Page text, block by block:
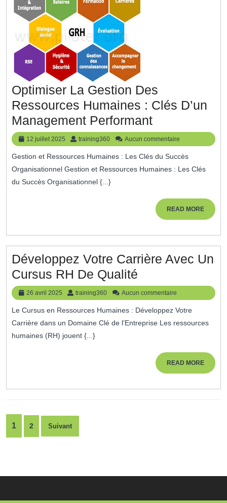
Optimiser La Gestion Des
Ressources Humaines : Clés D’un
Management PerformantOptimiser
La
Gestion
Des
Humaines
Management
12 juillet 2025
12
juillet
2025
training360 training360
Aucun commentaire
Gestion et Ressources Humaines : Les Clés du Succès
Organisationnel Gestion et Ressources Humaines : Les Clés
du Succès Organisationnel {...}
READ MOREREAD
MORE
Développez Votre Carrière Avec Un
Cursus RH De Qualité
Votre
Carrière
Avec
Cursus
26 avril 2025
26
avril
2025
training360 training360
Aucun commentaire
Le Cursus en Ressources Humaines : Développez Votre
Carrière dans un Domaine Clé de l’Entreprise Les ressources
humaines (RH) jouent {...}
READ MOREREAD
MORE
Pagination
des
1 2 Suivant